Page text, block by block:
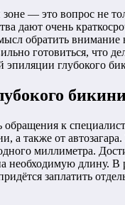
— это вопрос не
дают очень
обратить внимание
готовиться, что
эпиляции глубокого
к
а также от
миллиметра.
необходимую длину.
заплатить